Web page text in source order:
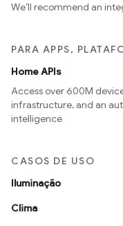
We’ll recommend an
PARA APPS,
Home APIs
Access over 600M
infrastructure, and an
intelligence
CASOS DE USO
Iluminação
Clima